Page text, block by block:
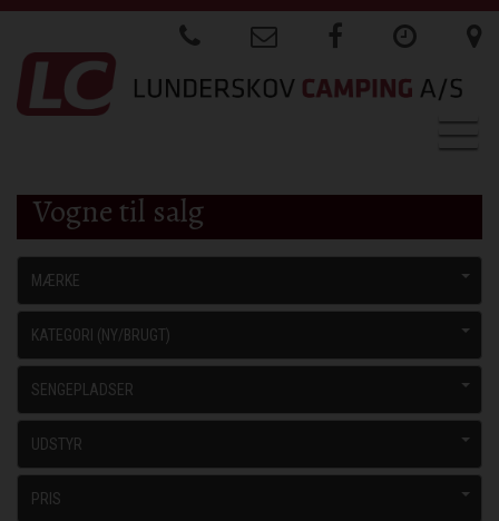
Vogne til salg
MÆRKE
KATEGORI (NY/BRUGT)
SENGEPLADSER
UDSTYR
PRIS